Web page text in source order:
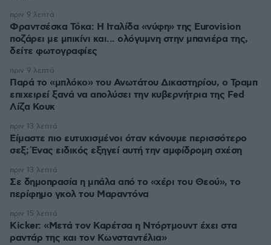
Φραντσέσκα Τόκα: Η Ιταλίδα «νύφη» της Eurovision
ποζάρει με μπικίνι και... ολόγυμνη στην μπανιέρα της,
δείτε φωτογραφίες
πριν 9 λεπτά
Παρά το «μπλόκο» του Ανωτάτου Δικαστηρίου, ο Τραμπ
επιχειρεί ξανά να απολύσει την κυβερνήτρια της Fed
Λίζα Κουκ
πριν 9 λεπτά
Είμαστε πιο ευτυχισμένοι όταν κάνουμε περισσότερο
σεξ; Ένας ειδικός εξηγεί αυτή την αμφίδρομη σχέση
πριν 13 λεπτά
Σε δημοπρασία η μπάλα από το «χέρι του Θεού», το
περίφημο γκολ του Μαραντόνα
πριν 13 λεπτά
Kicker: «Μετά τον Καρέτσα η Ντόρτμουντ έχει στα
ραντάρ της και τον Κωνσταντέλια»
πριν 15 λεπτά